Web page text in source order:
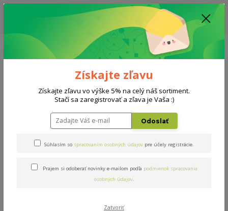
ZĽAVA: VŠETKY VYSTAVENÉ POSTELE ZA 400€ - CENA MATRACU A ROŠTU
PODĽA VÝBERU / DODACIA LEHOTA JE AKTUÁLNE 10-15 PRACOVNÝCH
Menu
0908 777 700 Po-So: 10-18 hod.
0
Double expert T5 100x200cm
Double expert T5 100x200cm
Získajte zľavu
Získajte zľavu vo výške 5% na celý náš sortiment.
Stačí sa zaregistrovať a zľava je Vaša :)
Odoslať
Súhlasím so spracovaním osobných údajov pre účely registrácie.
Prajem si odoberať novinky e-mailom podľa podmienok spracovania
osobných údajov.
Zatvoriť